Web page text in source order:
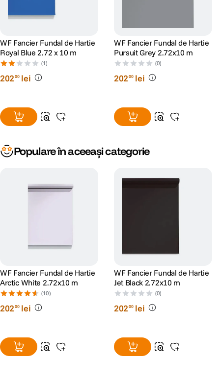
WF Fancier Fundal de Hartie
Royal Blue 2.72 x 10 m
(1)
20200 lei
WF Fancier Fundal de Hartie
Pursuit Grey 2.72x10 m
(0)
20200 lei
Populare în aceeași categorie
WF Fancier Fundal de Hartie
Arctic White 2.72x10 m
(10)
20200 lei
WF Fancier Fundal de Hartie
Jet Black 2.72x10 m
(0)
20200 lei